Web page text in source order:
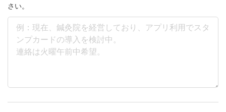
さい。